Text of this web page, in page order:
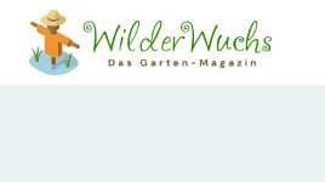
Zum
Inhalt